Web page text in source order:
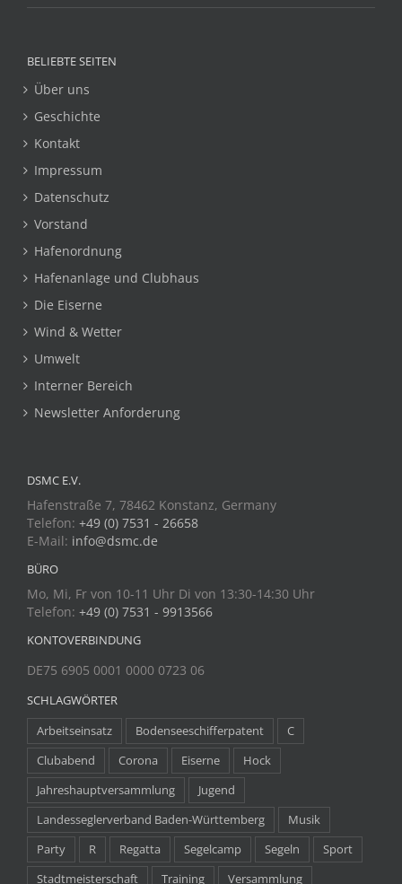
BELIEBTE SEITEN
Über uns
Geschichte
Kontakt
Impressum
Datenschutz
Vorstand
Hafenordnung
Hafenanlage und Clubhaus
Die Eiserne
Wind & Wetter
Umwelt
Interner Bereich
Newsletter Anforderung
DSMC E.V.
Hafenstraße 7, 78462 Konstanz, Germany
Telefon: +49 (0) 7531 - 26658
E-Mail: info@dsmc.de
BÜRO
Mo, Mi, Fr von 10-11 Uhr Di von 13:30-14:30 Uhr
Telefon: +49 (0) 7531 - 9913566
KONTOVERBINDUNG
DE75 6905 0001 0000 0723 06
SCHLAGWÖRTER
Arbeitseinsatz Bodenseeschifferpatent
C
Clubabend
Corona Eiserne
Hock
Jahreshauptversammlung
Jugend
Landesseglerverband Baden-Württemberg
Musik
Party
R Regatta Segelcamp Segeln
Sport
Stadtmeisterschaft
Training Versammlung